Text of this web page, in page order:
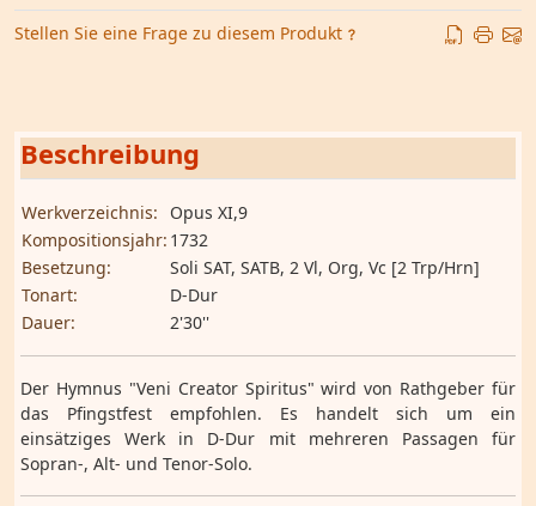
Stellen Sie eine Frage zu diesem Produkt
Beschreibung
Werkverzeichnis:
Opus XI,9
Kompositionsjahr: 1732
Besetzung:
Soli SAT, SATB, 2 Vl, Org, Vc [2 Trp/Hrn]
Tonart:
D-Dur
Dauer:
2'30''
Der Hymnus "Veni Creator Spiritus" wird von Rathgeber für
das Pfingstfest empfohlen. Es handelt sich um ein
einsätziges Werk in D-Dur mit mehreren Passagen für
Sopran-, Alt- und Tenor-Solo.